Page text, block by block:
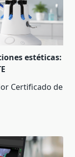
estéticas:
Certificado de